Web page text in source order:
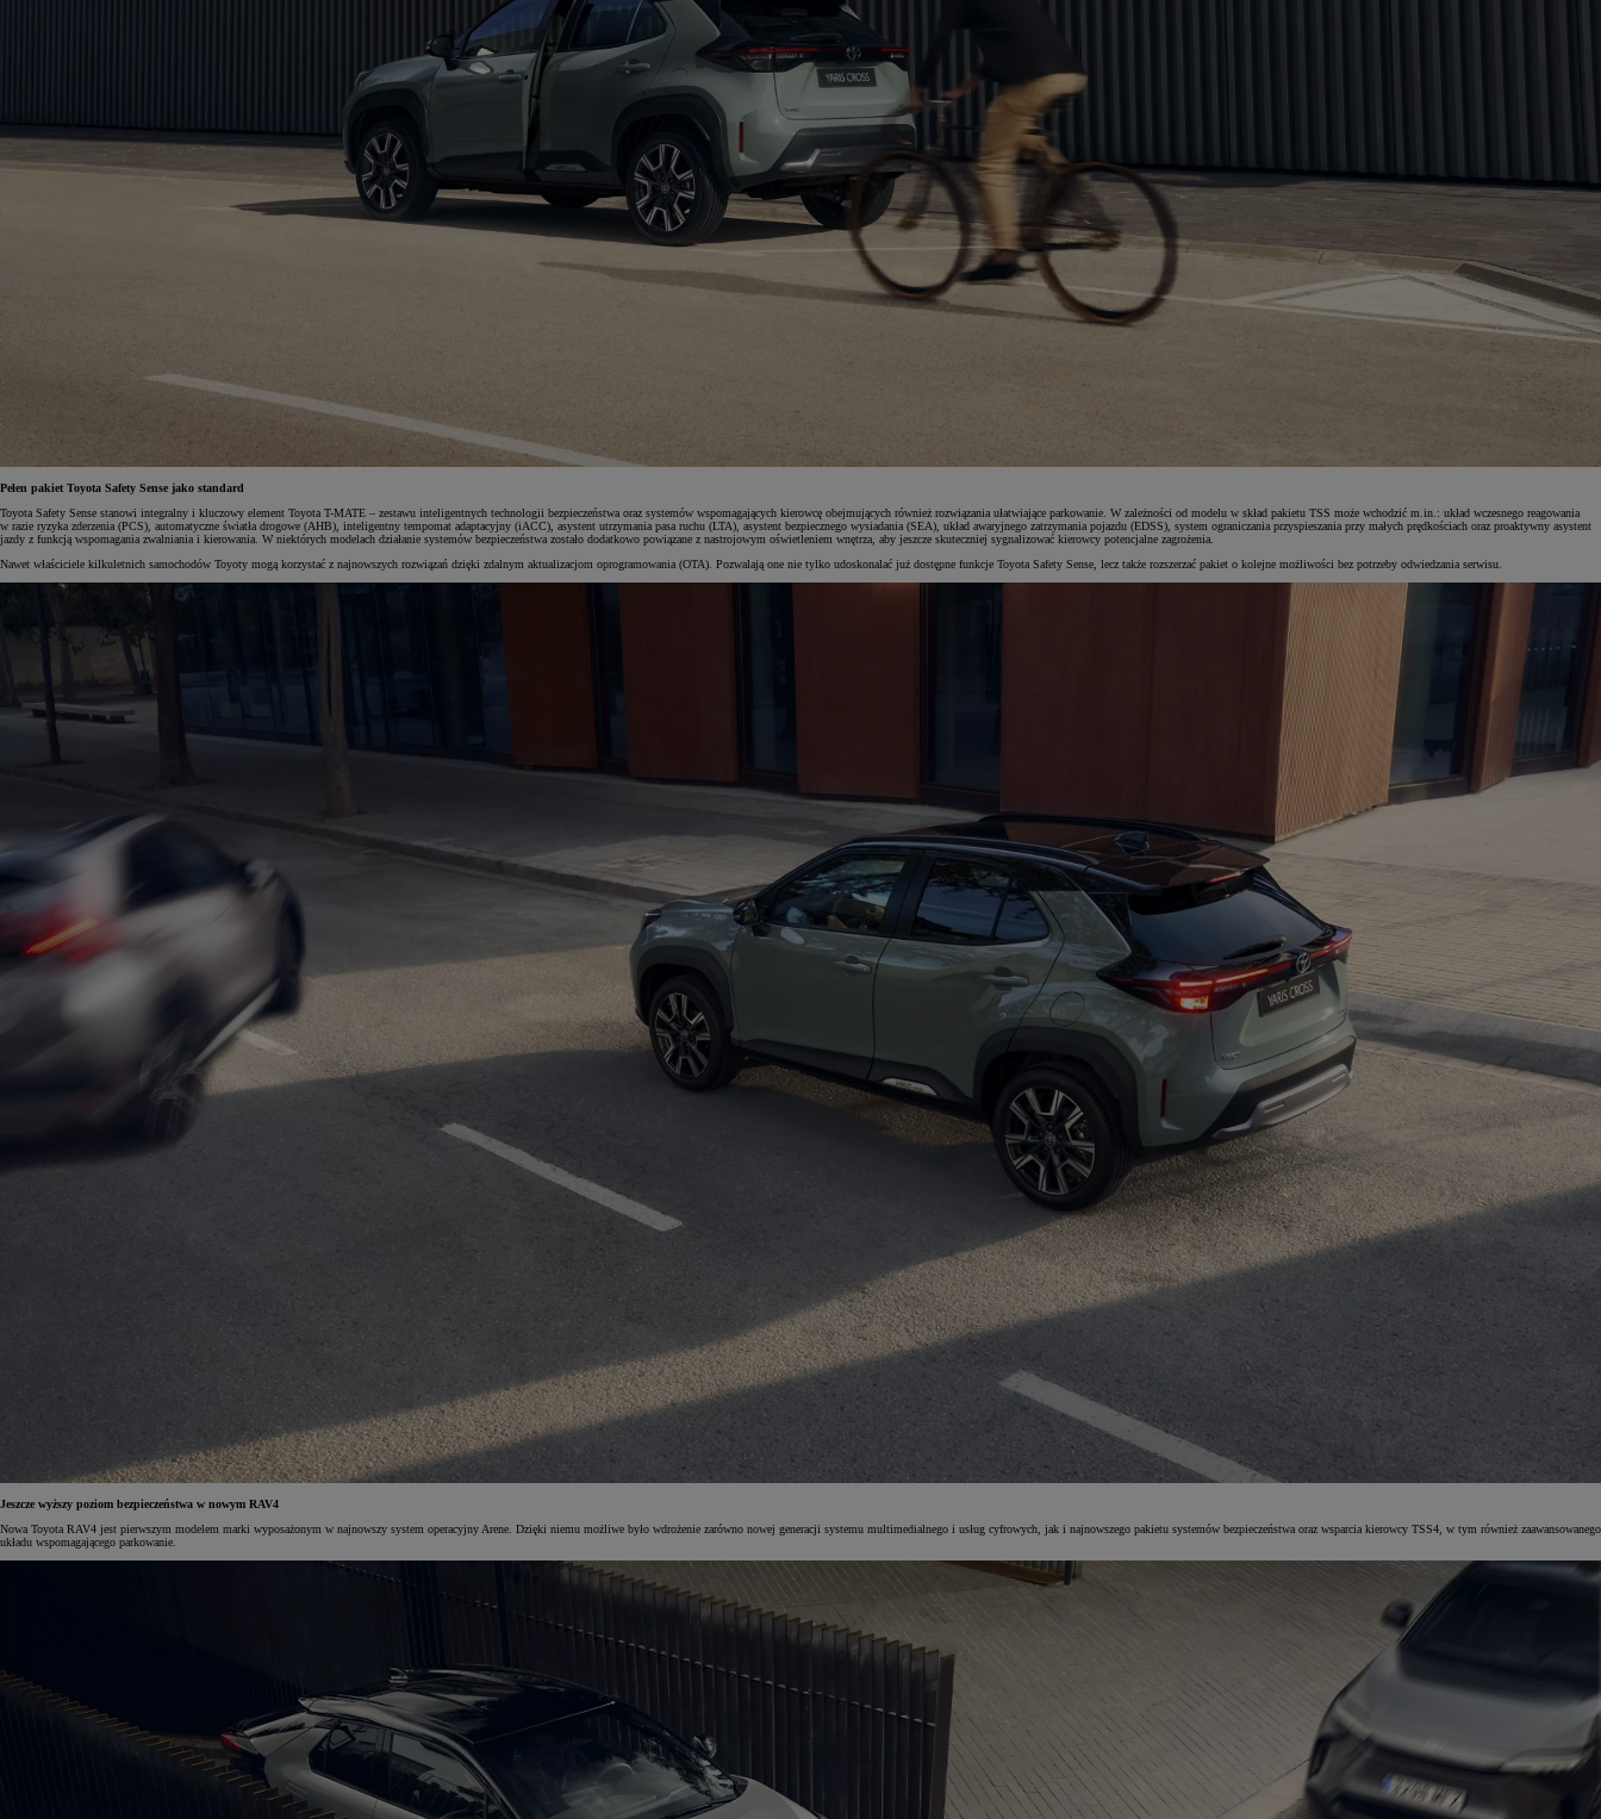
Pełen pakiet Toyota Safety Sense jako standard
Toyota Safety Sense stanowi integralny i kluczowy element Toyota T-MATE – zestawu inteligentnych technologii bezpieczeństwa oraz systemów wspomagających kierowcę obejmujących również rozwiązania ułatwiające parkowanie. W zależności od modelu w skład pakietu TSS może wchodzić m.in.: układ wczesnego reagowania
w razie ryzyka zderzenia (PCS), automatyczne światła drogowe (AHB), inteligentny tempomat adaptacyjny (iACC), asystent utrzymania pasa ruchu (LTA), asystent bezpiecznego wysiadania (SEA), układ awaryjnego zatrzymania pojazdu (EDSS), system ograniczania przyspieszania przy małych prędkościach oraz proaktywny asystent
jazdy z funkcją wspomagania zwalniania i kierowania. W niektórych modelach działanie systemów bezpieczeństwa zostało dodatkowo powiązane z nastrojowym oświetleniem wnętrza, aby jeszcze skuteczniej sygnalizować kierowcy potencjalne zagrożenia.
Nawet właściciele kilkuletnich samochodów Toyoty mogą korzystać z najnowszych rozwiązań dzięki zdalnym aktualizacjom oprogramowania (OTA). Pozwalają one nie tylko udoskonalać już dostępne funkcje Toyota Safety Sense, lecz także rozszerzać pakiet o kolejne możliwości bez potrzeby odwiedzania serwisu.
Jeszcze wyższy poziom bezpieczeństwa w nowym RAV4
Nowa Toyota RAV4 jest pierwszym modelem marki wyposażonym w najnowszy system operacyjny Arene. Dzięki niemu możliwe było wdrożenie zarówno nowej generacji systemu multimedialnego i usług cyfrowych, jak i najnowszego pakietu systemów bezpieczeństwa oraz wsparcia kierowcy TSS4, w tym również zaawansowanego
układu wspomagającego parkowanie.